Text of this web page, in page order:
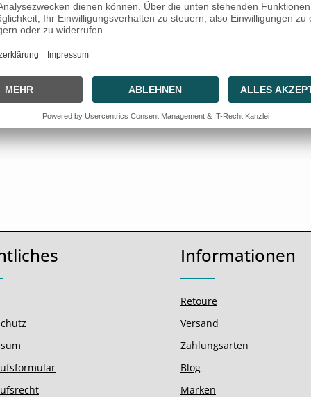
- ø 52 mm
Informationen
Retoure
Versand
Zahlungsarten
Blog
Marken